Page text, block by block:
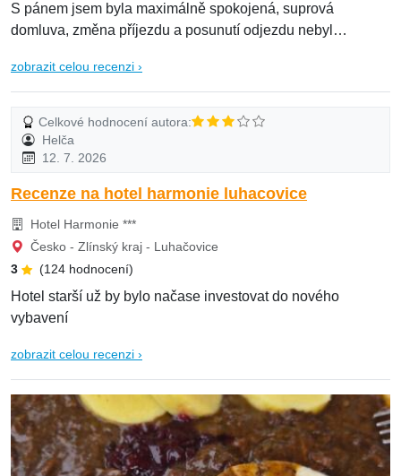
S pánem jsem byla maximálně spokojená, suprová
domluva, změna příjezdu a posunutí odjezdu nebyl
zobrazit celou recenzi ›
Celkové hodnocení autora:
Helča
12. 7. 2026
Recenze na hotel harmonie luhacovice
Hotel Harmonie ***
Česko - Zlínský kraj - Luhačovice
3
(124 hodnocení)
Hotel starší už by bylo načase investovat do nového
vybavení
zobrazit celou recenzi ›